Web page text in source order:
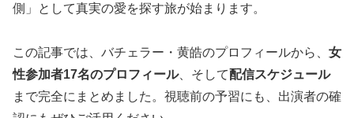
側」として真実の愛を探す旅が始まります。
この記事では、バチェラー・黄皓のプロフィールから、 女
性参加者17名のプロフィール、そして配信スケジュール
まで完全にまとめました。視聴前の予習にも、出演者の確